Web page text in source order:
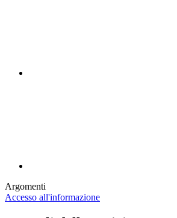
Argomenti
Accesso all'informazione